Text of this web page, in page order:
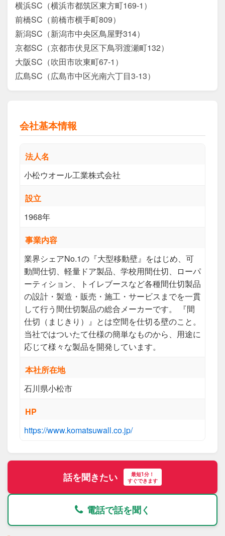
横浜SC（横浜市都筑区東方町169-1）
前橋SC（前橋市横手町809）
新潟SC（新潟市中央区鳥屋野314）
京都SC（京都市伏見区下鳥羽渡瀬町132）
大阪SC（吹田市吹東町67-1）
広島SC（広島市中区光南六丁目3-13）
会社基本情報
法人名
小松ウオール工業株式会社
設立
1968年
事業内容
業界シェアNo.1の『大型移動壁』をはじめ、可
動間仕切、軽量ドア製品、学校用間仕切、ローパ
ーティション、トイレブースなど各種間仕切製品
の設計・製造・販売・施工・サービスまでを一貫
して行う間仕切製品の総合メーカーです。 『間
仕切（まじきり）』とは空間を仕切る壁のこと。
当社ではついたて仕様の簡単なものから、用途に
応じて様々な製品を開発しています。
本社所在地
石川県小松市
HP
https://www.komatsuwall.co.jp/
話を聞きたい
最短1分！
すぐできます
電話で話を聞く